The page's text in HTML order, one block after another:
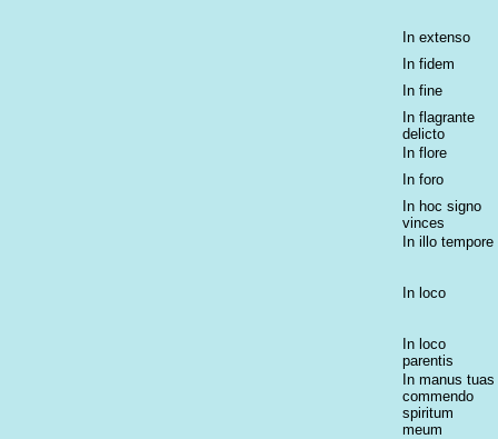
In extenso
In fidem
In fine
In flagrante
delicto
In flore
In foro
In hoc signo
vinces
In illo tempore
In loco
In loco
parentis
In manus tuas
commendo
spiritum
meum